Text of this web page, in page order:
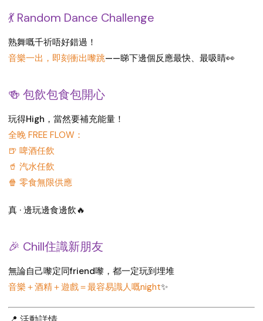
💃 Random Dance Challenge
熟舞嘅千祈唔好錯過！
音樂一出，即刻衝出嚟跳——睇下邊個反應最快、最吸睛👀
🍻 包飲包食包開心
玩得High，當然要補充能量！
全晚 FREE FLOW：
🍺 啤酒任飲
🥤 汽水任飲
🍿 零食無限供應
真 · 邊玩邊食邊飲🔥
🎉 Chill住識新朋友
無論自己嚟定同friend嚟，都一定玩到埋堆
音樂＋酒精＋遊戲＝最容易識人嘅night✨